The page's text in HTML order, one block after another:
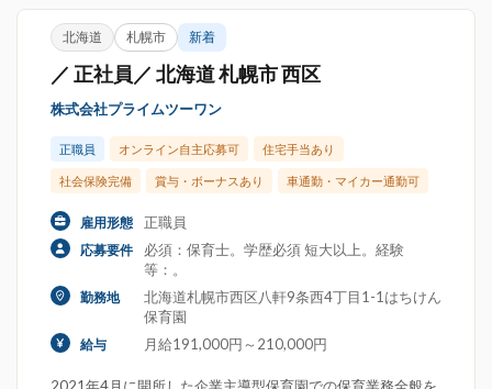
北海道 札幌市 新着
／ 正社員／ 北海道 札幌市 西区
株式会社プライムツーワン
正職員 オンライン自主応募可 住宅手当あり
社会保険完備 賞与・ボーナスあり 車通勤・マイカー通勤可
雇用形態 正職員
応募要件
必須：保育士。学歴必須 短大以上。経験
等：。
勤務地
北海道札幌市西区八軒9条西4丁目1-1はちけん
保育園
給与 月給191,000円～210,000円